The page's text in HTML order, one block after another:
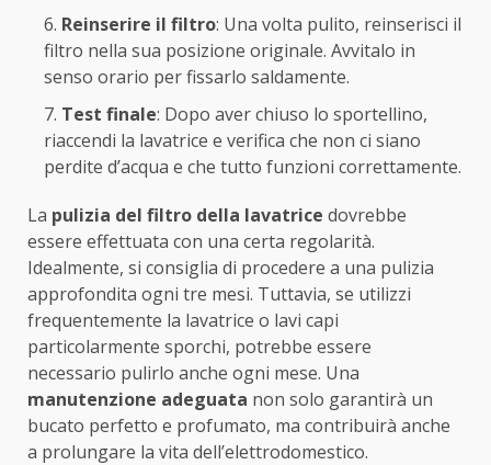
Reinserire il filtro: Una volta pulito, reinserisci il
filtro nella sua posizione originale. Avvitalo in
senso orario per fissarlo saldamente.
Test finale: Dopo aver chiuso lo sportellino,
riaccendi la lavatrice e verifica che non ci siano
perdite d’acqua e che tutto funzioni correttamente.
La pulizia del filtro della lavatrice dovrebbe
essere effettuata con una certa regolarità.
Idealmente, si consiglia di procedere a una pulizia
approfondita ogni tre mesi. Tuttavia, se utilizzi
frequentemente la lavatrice o lavi capi
particolarmente sporchi, potrebbe essere
necessario pulirlo anche ogni mese. Una
manutenzione adeguata non solo garantirà un
bucato perfetto e profumato, ma contribuirà anche
a prolungare la vita dell’elettrodomestico.